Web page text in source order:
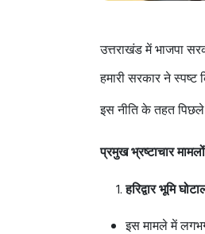
उत्तराखंड में भाजपा
हमारी सरकार ने स्पष्ट
इस नीति के तहत पिछले
प्रमुख भ्रष्टाचार मामलों
हरिद्वार भूमि
इस मामले में